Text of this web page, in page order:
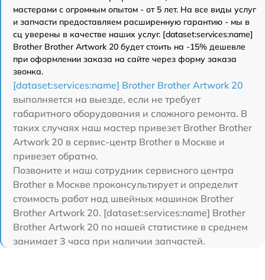
мастерами с огромным опытом - от 5 лет. На все виды услуг
и запчасти предоставляем расширенную гарантию - мы в
сц уверены в качестве наших услуг. [dataset:services:name]
Brother Brother Artwork 20 будет стоить на -15% дешевле
при оформлении заказа на сайте через форму заказа
звонка.
[dataset:services:name] Brother Brother Artwork 20
выполняется на выезде, если не требует
габаритного оборудования и сложного ремонта. В
таких случаях наш мастер привезет Brother Brother
Artwork 20 в сервис-центр Brother в Москве и
привезет обратно.
Позвоните и наш сотрудник сервисного центра
Brother в Москве проконсультирует и определит
стоимость работ над швейных машинок Brother
Brother Artwork 20. [dataset:services:name] Brother
Brother Artwork 20 по нашей статистике в среднем
занимает 3 часа при наличии запчастей.